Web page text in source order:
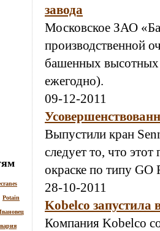
Potain
завода
Московское ЗАО
производственной
башенных высотных
ежегодно).
09-12-2011
Выпустили кран
следует то, что
окраске по типу GO
28-10-2011
Kobelco запустила
Компания Kobelco